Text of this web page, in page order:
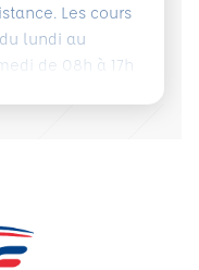
Les cours
lundi au
de 08h à 17h